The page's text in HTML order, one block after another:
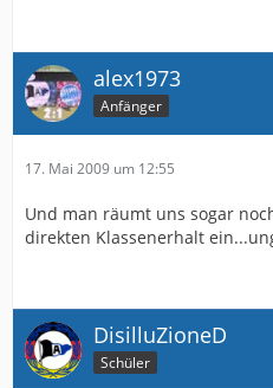
alex1973
Anfänger
17. Mai 2009 um 12:55
Und man räumt uns sogar
direkten Klassenerhalt
DisilluZioneD
Schüler